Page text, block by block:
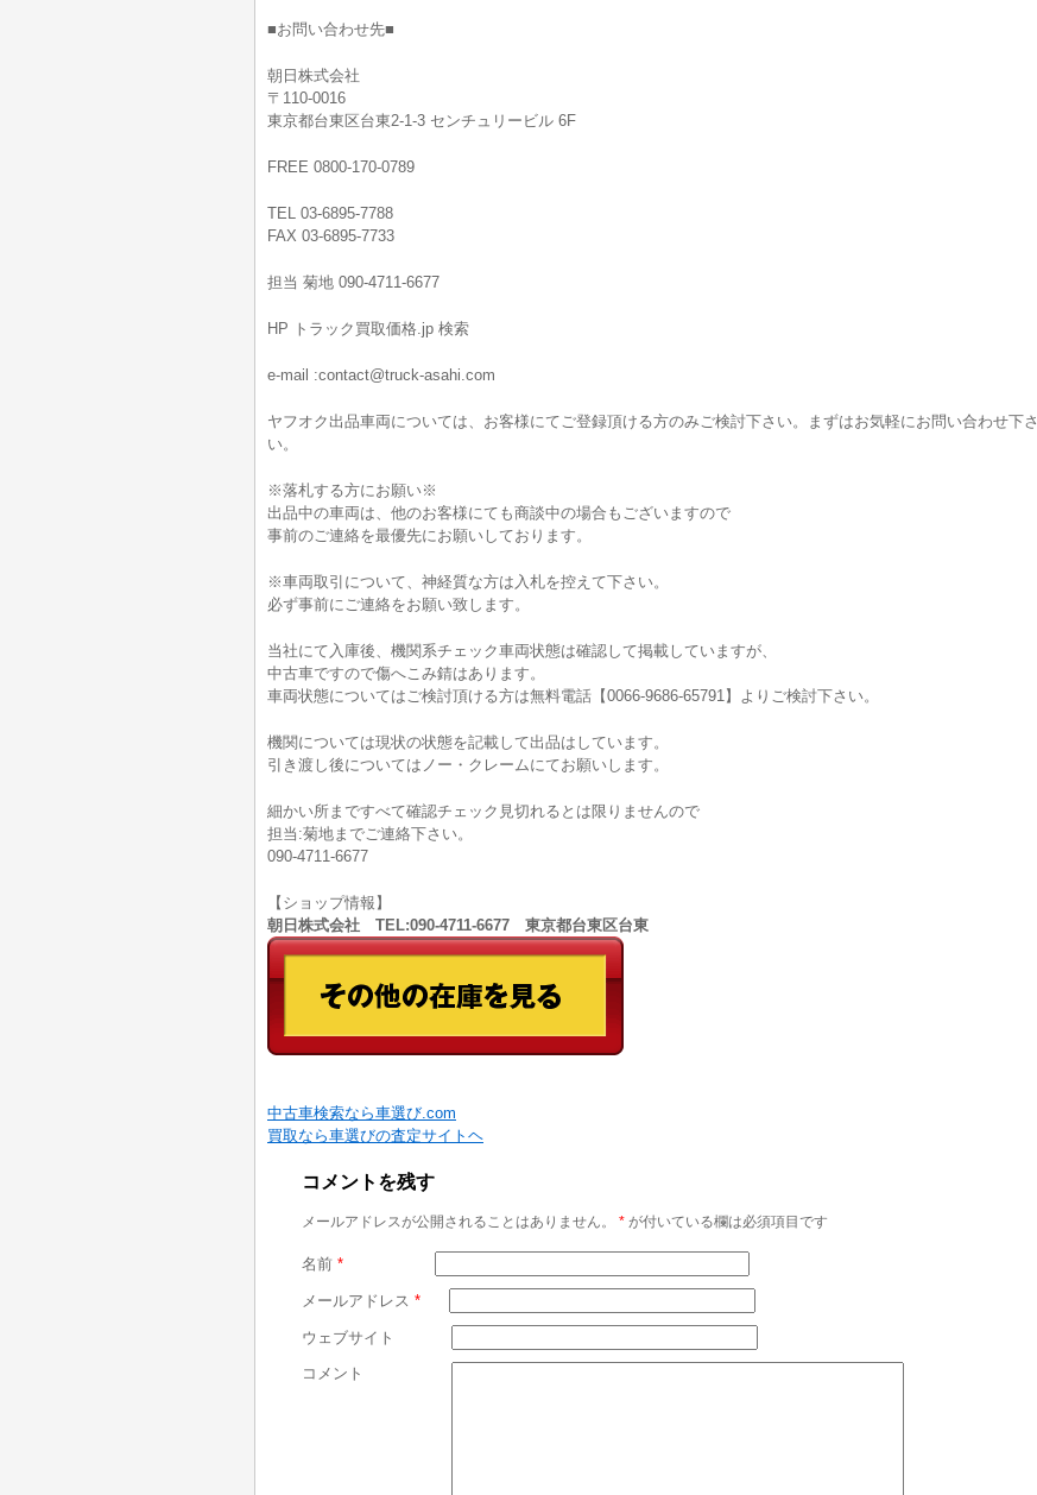
■お問い合わせ先■
朝日株式会社
〒110-0016
東京都台東区台東2-1-3 センチュリービル 6F
FREE 0800-170-0789
TEL 03-6895-7788
FAX 03-6895-7733
担当 菊地 090-4711-6677
HP トラック買取価格.jp 検索
e-mail :contact@truck-asahi.com
ヤフオク出品車両については、お客様にてご登録頂ける方のみご検討下さい。まずはお気軽にお問い合わせ下さ
い。
※落札する方にお願い※
出品中の車両は、他のお客様にても商談中の場合もございますので
事前のご連絡を最優先にお願いしております。
※車両取引について、神経質な方は入札を控えて下さい。
必ず事前にご連絡をお願い致します。
当社にて入庫後、機関系チェック車両状態は確認して掲載していますが、
中古車ですので傷へこみ錆はあります。
車両状態についてはご検討頂ける方は無料電話【0066-9686-65791】よりご検討下さい。
機関については現状の状態を記載して出品はしています。
引き渡し後についてはノー・クレームにてお願いします。
細かい所まですべて確認チェック見切れるとは限りませんので
担当:菊地までご連絡下さい。
090-4711-6677
【ショップ情報】
朝日株式会社 TEL:090-4711-6677 東京都台東区台東
中古車検索なら車選び.com
買取なら車選びの査定サイトヘ
コメントを残す
メールアドレスが公開されることはありません。 * が付いている欄は必須項目です
名前 *
メールアドレス *
ウェブサイト
コメント